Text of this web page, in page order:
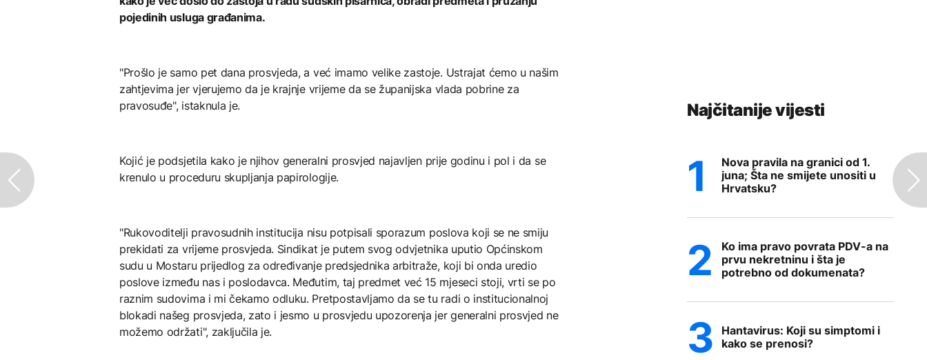
pojedinih usluga građanima.
"Prošlo je samo pet dana prosvjeda, a već imamo velike zastoje. Ustrajat ćemo u našim
zahtjevima jer vjerujemo da je krajnje vrijeme da se županijska vlada pobrine za
pravosuđe", istaknula je.
Kojić je podsjetila kako je njihov generalni prosvjed najavljen prije godinu i pol i da se
krenulo u proceduru skupljanja papirologije.
"Rukovoditelji pravosudnih institucija nisu potpisali sporazum poslova koji se ne smiju
prekidati za vrijeme prosvjeda. Sindikat je putem svog odvjetnika uputio Općinskom
sudu u Mostaru prijedlog za određivanje predsjednika arbitraže, koji bi onda uredio
poslove između nas i poslodavca. Međutim, taj predmet već 15 mjeseci stoji, vrti se po
raznim sudovima i mi čekamo odluku. Pretpostavljamo da se tu radi o institucionalnoj
blokadi našeg prosvjeda, zato i jesmo u prosvjedu upozorenja jer generalni prosvjed ne
možemo održati", zaključila je.
Najčitanije vijesti
Nova pravila na granici od 1.
juna; Šta ne smijete unositi u
Hrvatsku?
Ko ima pravo povrata PDV-a na
prvu nekretninu i šta je
potrebno od dokumenata?
Hantavirus: Koji su simptomi i
kako se prenosi?